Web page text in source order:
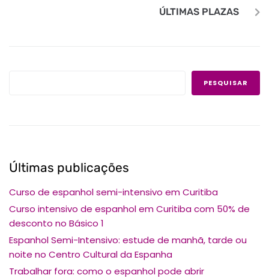
ÚLTIMAS PLAZAS
PESQUISAR
Últimas publicações
Curso de espanhol semi-intensivo em Curitiba
Curso intensivo de espanhol em Curitiba com 50% de
desconto no Básico 1
Espanhol Semi-Intensivo: estude de manhã, tarde ou
noite no Centro Cultural da Espanha
Trabalhar fora: como o espanhol pode abrir